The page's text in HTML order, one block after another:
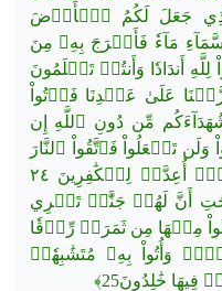
تَتَّقُونَ ٢١ ٱلَّذِي جَعَلَ لَكُمُ ٱلۡأَرۡضَ
مَآءٗ فَأَخۡرَجَ بِهِۦ مِنَ
لِلَّهِ أَندَادٗا وَأَنتُمۡ تَعۡلَمُونَ
عَلَىٰ عَبۡدِنَا فَأۡتُواْ
مِّن دُونِ ٱللَّهِ إِن
تَفۡعَلُواْ وَلَن تَفۡعَلُواْ فَٱتَّقُواْ ٱلنَّارَ
ٱلَّتِي وَقُودُهَا ٱلنَّاسُ وَٱلۡحِجَارَةُۖ أُعِدَّتۡ لِلۡكَٰفِرِينَ ٢٤
أَنَّ لَهُمۡ جَنَّٰتٖ تَجۡرِي
مِنۡهَا مِن ثَمَرَةٖ رِّزۡقٗا
وَأُتُواْ بِهِۦ مُتَشَٰبِهٗاۖ
خَٰلِدُونَ25﴾